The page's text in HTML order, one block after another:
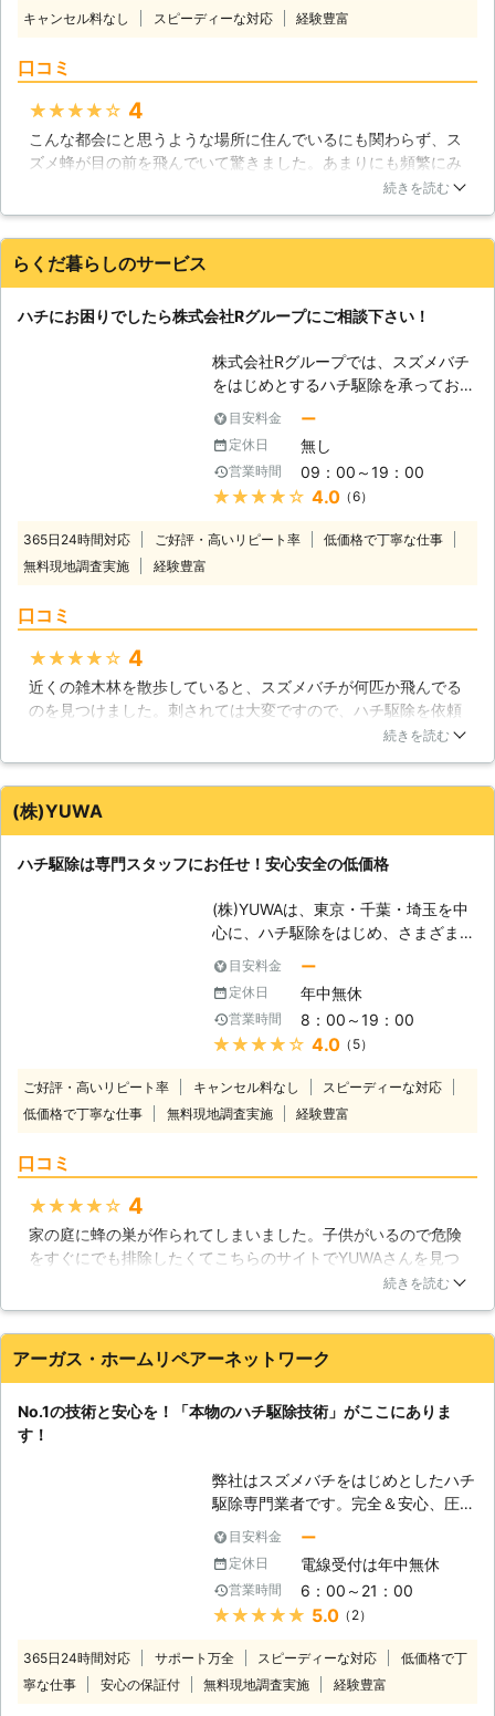
のご連絡、お待ちしています。
ます。 ハチにはいろいろな種類があ
起こす可能性などがあり、大変危険な
状況に及ぶ場合がありますので、決し
てご自分で対処しようとはなさらない
でください。ハチの巣が肥大化してし
まうまでにはあまり時間を必要としま
れることをオススメいたします。スズ
メバチ駆除やアシナガバチ駆除の際に
は、当社では専門の防護服を着用のう
え、周囲の安全に十分考慮しておりま
すので、安心してお任せいただければ
と思います。東京都内でのスズメバチ
駆除、アシナガバチの駆除をご希望さ
れる方がいらっしゃいましたら、お気
軽にご連絡いただければ幸いです。宜
キャンセル料なし スピーディーな対応 経験豊富
口コミ
★★★★★ 4
こんな都会にと思うような場所に住んでいるにも関わらず、ス
ズメ蜂が目の前を飛んでいて驚きました。あまりにも頻繁にみ
るのでどこかに巣があると思い連絡しました。来ていただいた
です。今後あるのは嫌ですが、またあったらお願いします。
東京都 渋谷区 2016年12月22日
続きを読む
らくだ暮らしのサービス
ハチにお困りでしたら株式会社Rグループにご相談下さい！
株式会社Rグループでは、スズメバチ
をはじめとするハチ駆除を承っており
ます。庭の木の枝や家の軒先に大きな
巣を作り、その周りを飛び回るスズメ
バチ。万が一刺されたら死に至る危険
性もあるので、巣を見つけ次第すぐに
駆除する必要があります。ご家庭で駆
ので、必ず株式会社Rグループの専門
場合死に至ることもあり得ます。毎年
20人前後の方がスズメバチに刺され
て亡くなっています。たかがハチだと
には大人しいハチと言われているアシ
に私達を刺すことがあります。毒の強
さはスズメバチ以上とも言われてお
り、刺された痛みも当然強いもの。小
さなお子様はもちろんですが、昔ハチ
に刺されたことがある大人の方もハチ
が脅威になります。放置せず、危険を
感じたら当社までご相談ください。
目安料金 ー
定休日 無し
営業時間 09：00～19：00
★★★★★ 4.0（6）
365日24時間対応 ご好評・高いリピート率
低価格で丁寧な仕事
無料現地調査実施
経験豊富
口コミ
★★★★★ 4
近くの雑木林を散歩していると、スズメバチが何匹か飛んでる
のを見つけました。刺されては大変ですので、ハチ駆除を依頼
することにしました。お願いすると約束の日に来てくれて、防
で、依頼して良かったです。
埼玉県 蕨市 2016年11月30日
続きを読む
(株)YUWA
ハチ駆除は専門スタッフにお任せ！安心安全の低価格
(株)YUWAは、東京・千葉・埼玉を中
心に、ハチ駆除をはじめ、さまざまな
害虫・害獣駆除サービスをご提供して
おります。経験豊富な自社の熟練スタ
ッフが、スピーディーかつ丁寧な作業
をさせていただきます。 出会うお客
様すべてに「ありがとう」と言って頂
りますので、ハチ駆除はぜひ当社にお
任せください。 【安心のリーズナブ
ントです。 また、よく話題にものぼ
る、作業後の追加金のご請求は一切ご
ざいません！お見積もり金額以上のご
うけたまわっております。 【ご希望
にそって柔軟対応】 ハチ駆除や害
に、柔軟にご対応させていただきま
ご希望にも精一杯努力させていただき
ますので、まずはお気軽にご相談くだ
さい。 年間管理など、毎年リピート
してくださるお客様多数いらっしゃい
ますので、ご満足いただけると思いま
す。まずは、無料にてお見積もりをい
たしますので、ご連絡をお待ちしてお
ります。
目安料金 ー
定休日 年中無休
営業時間 8：00～19：00
★★★★★ 4.0（5）
ご好評・高いリピート率 キャンセル料なし
スピーディーな対応
低価格で丁寧な仕事
無料現地調査実施 経験豊富
口コミ
★★★★★ 4
家の庭に蜂の巣が作られてしまいました。子供がいるので危険
をすぐにでも排除したくてこちらのサイトでYUWAさんを見つ
けお願いする事にしました。一日でも早く取ってもらいたかっ
巣を取ってもらえたので安心しました。
埼玉県 草加市 2016年11月30日
続きを読む
アーガス・ホームリペアーネットワーク
No.1の技術と安心を！「本物のハチ駆除技術」がここにありま
す！
弊社はスズメバチをはじめとしたハチ
駆除専門業者です。完全＆安心、圧倒
的な技術力の違いが自慢です！ 【無
くならないスズメバチの被害】 スズ
メバチは危険な生き物、そのような認
識があるにも関わらず、毎年スズメバ
チに襲われて亡くなる方が後を絶ちま
生活圏に近づいていて、家の周囲の予
想もしない、気付き難い場所に巣を作
目安料金 ー
定休日 電線受付は年中無休
営業時間 6：00～21：00
★★★★★ 5.0（2）
365日24時間対応 サポート万全 スピーディーな対応
低価格で丁
寧な仕事
安心の保証付 無料現地調査実施 経験豊富